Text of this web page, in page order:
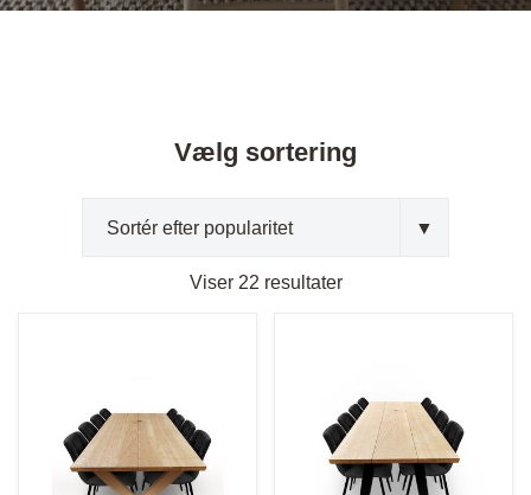
Vælg sortering
Viser 22 resultaterSorteret